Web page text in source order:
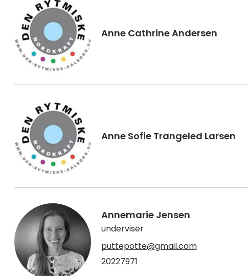
Anne Cathrine Andersen
Anne Sofie Trangeled Larsen
Annemarie Jensen
underviser
puttepotte@gmail.com
20227971